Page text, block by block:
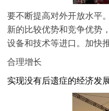
要不断提高对外开放水平
新的比较优势和竞争优势
设备和技术等进口。加快
合理增长
实现没有后遗症的经济发